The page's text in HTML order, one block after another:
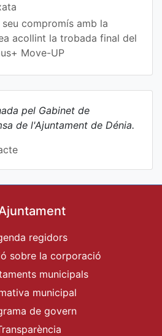
compromís amb la
acollint la trobada final del
Move-UP
pel Gabinet de
de l'Ajuntament de Dénia.
regidors
sobre la corporació
municipals
municipal
de govern